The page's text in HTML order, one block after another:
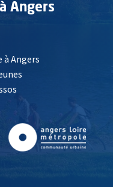
Angers
à Angers
une nouvelle fenêtre,